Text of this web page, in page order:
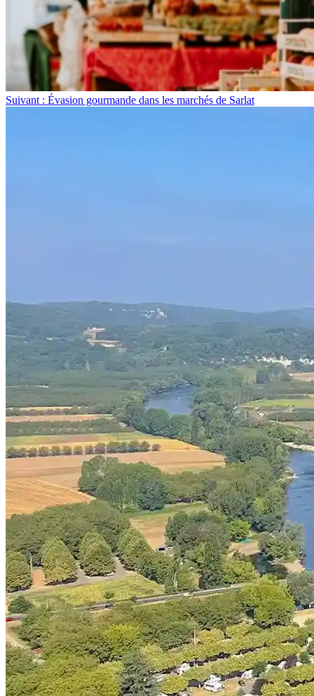
Suivant : Évasion gourmande dans les marchés de Sarlat